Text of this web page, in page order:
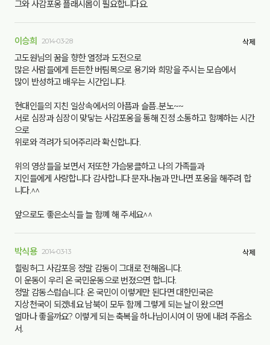
그와 사감포옹 플래시몹이 필요합니다요.
이승희 2014-03-28 삭제
고도원님의 꿈을 향한 열정과 도전으로
많은 사람들에게 든든한 버팀목으로 용기와 희망을 주시는 모습에서
많이 반성하고 배우는 시간입니다.
현대인들의 지친 일상속에서의 아픔과 슬픔..분노~~
서로 심장과 심장이 맞닿는 사감포옹을 통해 진정 소통하고 함꼐하는 시간
으로
위로와 격려가 되어주리라 확신합니다.
위의 영상들을 보면서 저또한 가슴뭉클하고 나의 가족들과
지인들에게 사랑합니다 감사합니다 문자나눔과 만나면 포옹을 해주려 합
니다.^^
앞으로도 좋은소식들 늘 함꼐 해 주세요^^
박식용 2014-03-13 삭제
힐링허그 사감포응 정말 감동이 그대로 전해옵니다.
이 운동이 우리 온 국민운동으로 번졌으면 합니다.
정말 감동스럽습니다. 온 국민이 이렇게만 된다면 대한민국은
지상천국이 되겠네요 남북이 모두 함께 그렇게 되는 날이 왔으면
얼마나 좋을까요? 이렇게 되는 축복을 하나님이시여 이 땅에 내려 주옵소
서.